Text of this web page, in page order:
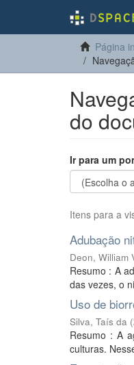
Página
do
Ir para um
Itens para a
Adubação
Deon, William
Resumo : A
das vezes, o
Uso de
Silva, Taís da (
Resumo : A
culturas.